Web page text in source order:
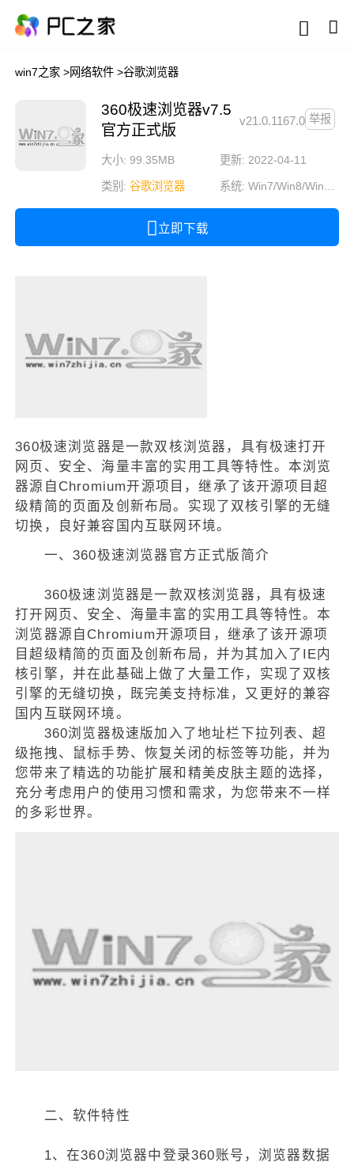
win7之家 >网络软件 >谷歌浏览器
360极速浏览器v7.5
官方正式版
v21.0.1167.0 举报
大小: 99.35MB 更新: 2022-04-11
类别: 谷歌浏览器 系统:Win7/Win8/Win10/Win11
立即下载
360极速浏览器是一款双核浏览器，具有极速打开
网页、安全、海量丰富的实用工具等特性。本浏览
器源自Chromium开源项目，继承了该开源项目超
级精简的页面及创新布局。实现了双核引擎的无缝
切换，良好兼容国内互联网环境。
一、360极速浏览器官方正式版简介
360极速浏览器是一款双核浏览器，具有极速
打开网页、安全、海量丰富的实用工具等特性。本
浏览器源自Chromium开源项目，继承了该开源项
目超级精简的页面及创新布局，并为其加入了IE内
核引擎，并在此基础上做了大量工作，实现了双核
引擎的无缝切换，既完美支持标准，又更好的兼容
国内互联网环境。
360浏览器极速版加入了地址栏下拉列表、超
级拖拽、鼠标手势、恢复关闭的标签等功能，并为
您带来了精选的功能扩展和精美皮肤主题的选择，
充分考虑用户的使用习惯和需求，为您带来不一样
的多彩世界。
二、软件特性
1、在360浏览器中登录360账号，浏览器数据